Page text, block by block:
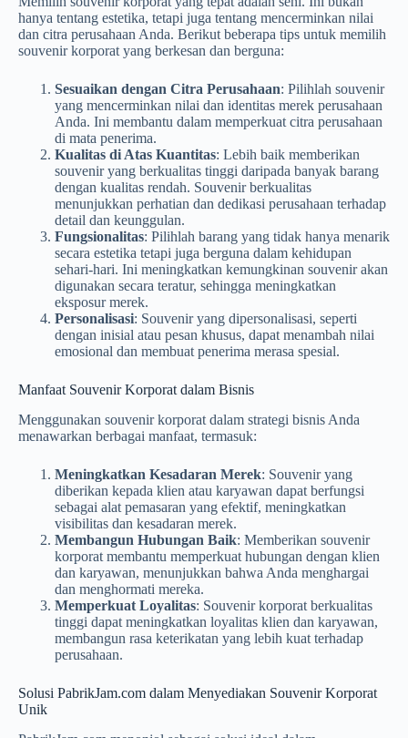
hanya tentang estetika, tetapi juga tentang mencerminkan nilai
dan citra perusahaan Anda. Berikut beberapa tips untuk memilih
souvenir korporat yang berkesan dan berguna:
Sesuaikan dengan Citra Perusahaan: Pilihlah souvenir
yang mencerminkan nilai dan identitas merek perusahaan
Anda. Ini membantu dalam memperkuat citra perusahaan
di mata penerima.
Kualitas di Atas Kuantitas: Lebih baik memberikan
souvenir yang berkualitas tinggi daripada banyak barang
dengan kualitas rendah. Souvenir berkualitas
menunjukkan perhatian dan dedikasi perusahaan terhadap
detail dan keunggulan.
Fungsionalitas: Pilihlah barang yang tidak hanya menarik
secara estetika tetapi juga berguna dalam kehidupan
sehari-hari. Ini meningkatkan kemungkinan souvenir akan
digunakan secara teratur, sehingga meningkatkan
eksposur merek.
Personalisasi: Souvenir yang dipersonalisasi, seperti
dengan inisial atau pesan khusus, dapat menambah nilai
emosional dan membuat penerima merasa spesial.
Manfaat Souvenir Korporat dalam Bisnis
Menggunakan souvenir korporat dalam strategi bisnis Anda
menawarkan berbagai manfaat, termasuk:
Meningkatkan Kesadaran Merek: Souvenir yang
diberikan kepada klien atau karyawan dapat berfungsi
sebagai alat pemasaran yang efektif, meningkatkan
visibilitas dan kesadaran merek.
Membangun Hubungan Baik: Memberikan souvenir
korporat membantu memperkuat hubungan dengan klien
dan karyawan, menunjukkan bahwa Anda menghargai
dan menghormati mereka.
Memperkuat Loyalitas: Souvenir korporat berkualitas
tinggi dapat meningkatkan loyalitas klien dan karyawan,
membangun rasa keterikatan yang lebih kuat terhadap
perusahaan.
Solusi PabrikJam.com dalam Menyediakan Souvenir Korporat
Unik